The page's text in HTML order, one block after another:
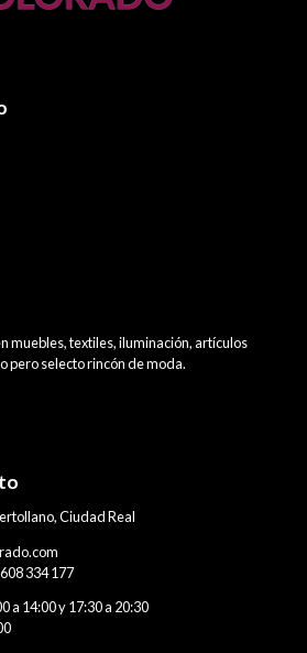
muebles, textiles, iluminación, artículos
pero selecto rincón de moda.
Ciudad Real
334 177
a 14:00 y 17:30 a 20:30